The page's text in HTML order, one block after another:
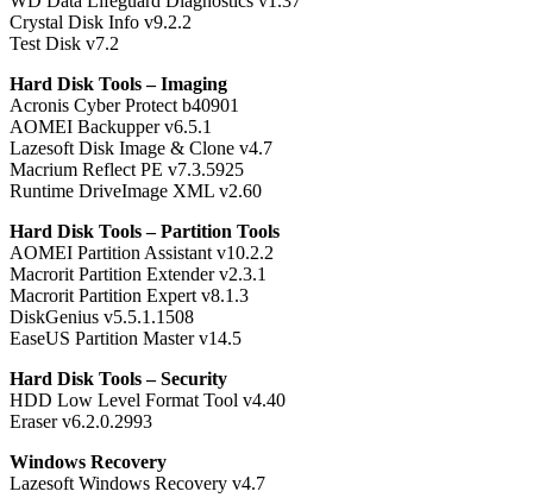
Crystal Disk Info v9.2.2
Test Disk v7.2
Hard Disk Tools – Imaging
Acronis Cyber Protect b40901
AOMEI Backupper v6.5.1
Lazesoft Disk Image & Clone v4.7
Macrium Reflect PE v7.3.5925
Runtime DriveImage XML v2.60
Hard Disk Tools – Partition Tools
AOMEI Partition Assistant v10.2.2
Macrorit Partition Extender v2.3.1
Macrorit Partition Expert v8.1.3
DiskGenius v5.5.1.1508
EaseUS Partition Master v14.5
Hard Disk Tools – Security
HDD Low Level Format Tool v4.40
Eraser v6.2.0.2993
Windows Recovery
Lazesoft Windows Recovery v4.7